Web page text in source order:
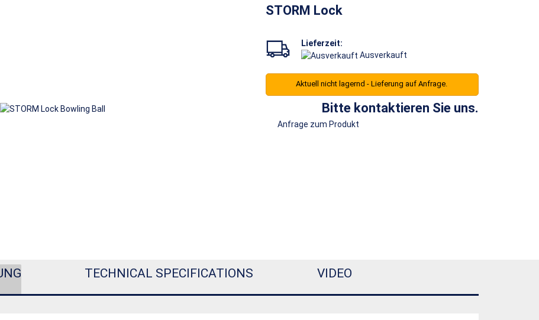
Passwort vergessen?
STORM Lock
Lieferzeit:
Ausverkauft
Aktuell nicht lagernd - Lieferung auf Anfrage.
Bitte kontaktieren Sie uns.
Anfrage zum Produkt
TECHNICAL SPECIFICATIONS VIDEO